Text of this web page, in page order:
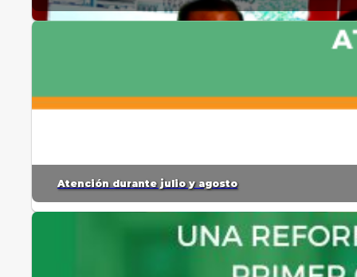
Atención durante julio y agosto